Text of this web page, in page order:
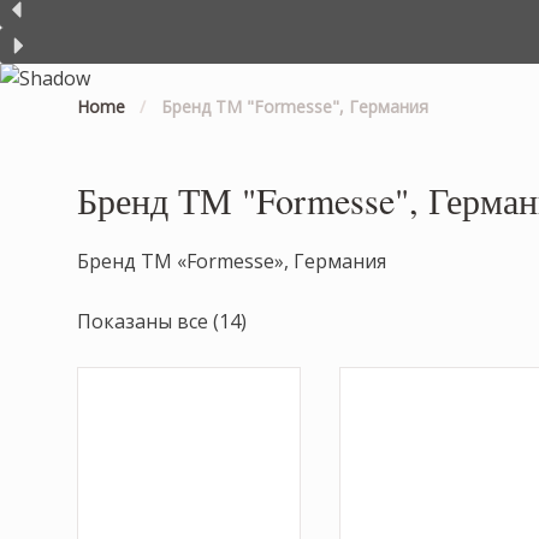
Home / Бренд ТМ "Formesse", Германия
Бренд ТМ "Formesse",
Бренд ТМ «Formesse», Германия
Показаны все (14)